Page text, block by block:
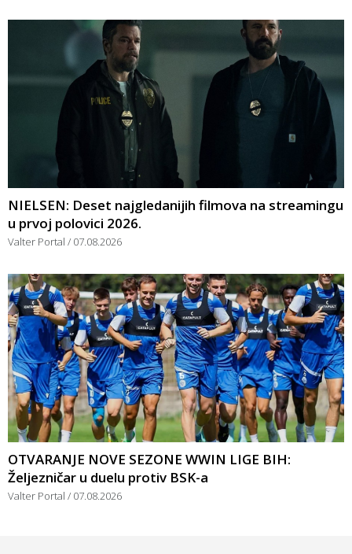
NIELSEN: Deset najgledanijih filmova na streamingu
u prvoj polovici 2026.
Valter Portal 07.08.2026
OTVARANJE NOVE SEZONE WWIN LIGE BIH:
Željezničar u duelu protiv BSK-a
Valter Portal 07.08.2026